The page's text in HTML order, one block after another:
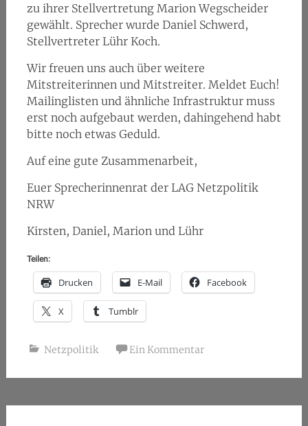
zu ihrer Stellvertretung Marion Wegscheider
gewählt. Sprecher wurde Daniel Schwerd,
Stellvertreter Lühr Koch.
Wir freuen uns auch über weitere
Mitstreiterinnen und Mitstreiter. Meldet Euch!
Mailinglisten und ähnliche Infrastruktur muss
erst noch aufgebaut werden, dahingehend habt
bitte noch etwas Geduld.
Auf eine gute Zusammenarbeit,
Euer Sprecherinnenrat der LAG Netzpolitik
NRW
Kirsten, Daniel, Marion und Lühr
Teilen:
Drucken E-Mail Facebook
X Tumblr
Netzpolitik Ein Kommentar